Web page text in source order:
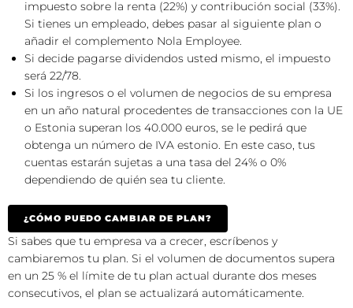
impuesto sobre la renta (22%) y contribución social (33%).
Si tienes un empleado, debes pasar al siguiente plan o
añadir el complemento Nola Employee.
Si decide pagarse dividendos usted mismo, el impuesto
será 22/78.
Si los ingresos o el volumen de negocios de su empresa
en un año natural procedentes de transacciones con la UE
o Estonia superan los 40.000 euros, se le pedirá que
obtenga un número de IVA estonio. En este caso, tus
cuentas estarán sujetas a una tasa del 24% o 0%
dependiendo de quién sea tu cliente.
¿CÓMO PUEDO CAMBIAR DE PLAN?
Si sabes que tu empresa va a crecer, escríbenos y
cambiaremos tu plan. Si el volumen de documentos supera
en un 25 % el límite de tu plan actual durante dos meses
consecutivos, el plan se actualizará automáticamente.